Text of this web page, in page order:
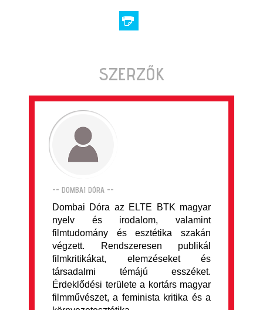
SZERZŐK
-- DOMBAI DÓRA --
Dombai Dóra az ELTE BTK magyar
nyelv és irodalom, valamint
filmtudomány és esztétika szakán
végzett. Rendszeresen publikál
filmkritikákat, elemzéseket és
társadalmi témájú esszéket.
Érdeklődési területe a kortárs magyar
filmművészet, a feminista kritika és a